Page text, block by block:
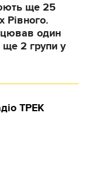
ще 25
Рівного.
один
ще 2 групи у
ТРЕК